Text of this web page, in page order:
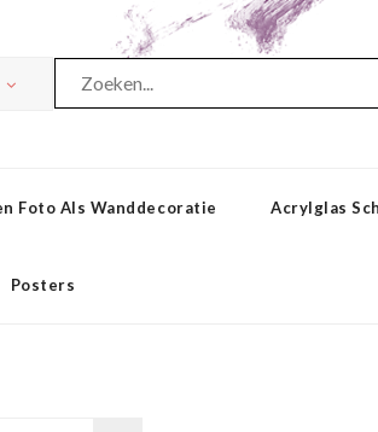
Foto Als Wanddecoratie Acrylglas
Posters